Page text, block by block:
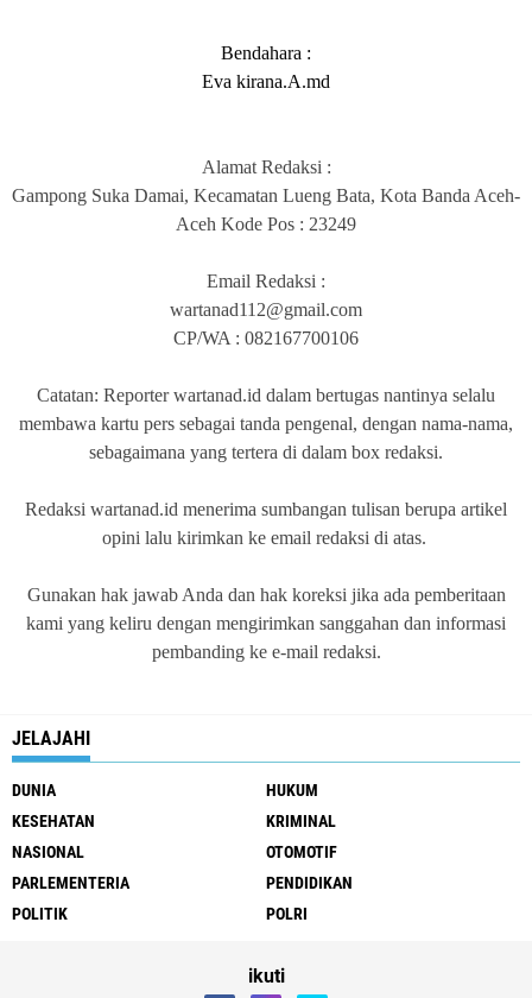
Bendahara :
Eva kirana.A.md
Alamat Redaksi :
Gampong Suka Damai, Kecamatan Lueng Bata, Kota Banda Aceh-
Aceh Kode Pos : 23249
Email Redaksi :
wartanad112@gmail.com
CP/WA : 082167700106
Catatan: Reporter wartanad.id dalam bertugas nantinya selalu
membawa kartu pers sebagai tanda pengenal, dengan nama-nama,
sebagaimana yang tertera di dalam box redaksi.
Redaksi wartanad.id menerima sumbangan tulisan berupa artikel
opini lalu kirimkan ke email redaksi di atas.
Gunakan hak jawab Anda dan hak koreksi jika ada pemberitaan
kami yang keliru dengan mengirimkan sanggahan dan informasi
pembanding ke e-mail redaksi.
JELAJAHI
DUNIA
HUKUM
KESEHATAN
KRIMINAL
NASIONAL
OTOMOTIF
PARLEMENTERIA
PENDIDIKAN
POLITIK
POLRI
ikuti